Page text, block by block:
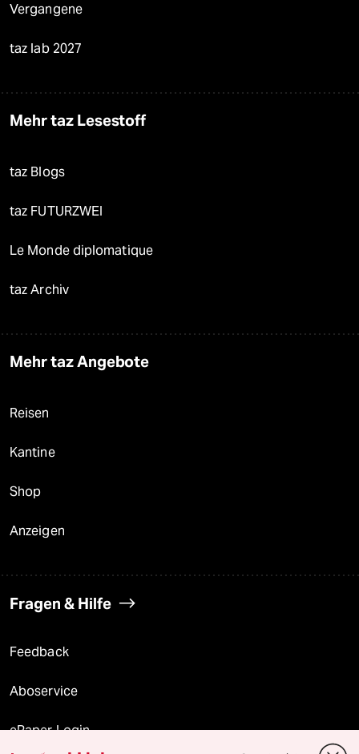
Vergangene
taz lab 2027
Mehr taz Lesestoff
taz Blogs
taz FUTURZWEI
Le Monde diplomatique
taz Archiv
Mehr taz Angebote
Reisen
Kantine
Shop
Anzeigen
Fragen & Hilfe
Feedback
Aboservice
ePaper Login